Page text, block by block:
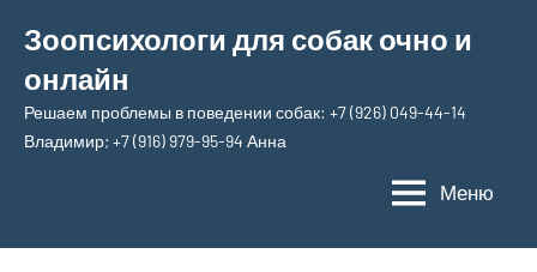
содержимому
Зоопсихологи для собак очно и
онлайн
Решаем проблемы в поведении собак: +7 (926) 049-44-14
Владимир; +7 (916) 979-95-94 Анна
Меню